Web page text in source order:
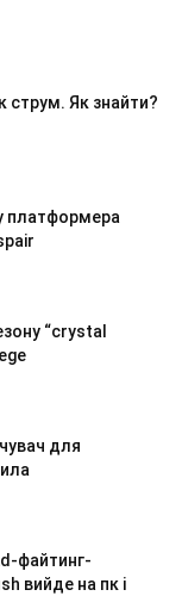
струм. Як знайти?
платформера
“crystal
для
файтинг-
вийде на пк і